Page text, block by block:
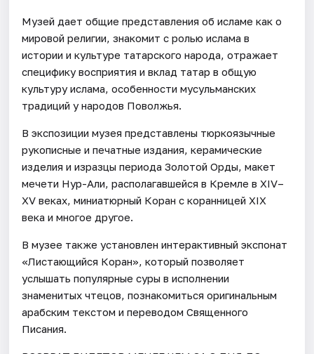
Музей дает общие представления об исламе как о
мировой религии, знакомит с ролью ислама в
истории и культуре татарского народа, отражает
специфику восприятия и вклад татар в общую
культуру ислама, особенности мусульманских
традиций у народов Поволжья.
В экспозиции музея представлены тюркоязычные
рукописные и печатные издания, керамические
изделия и изразцы периода Золотой Орды, макет
мечети Нур-Али, располагавшейся в Кремле в XIV–
XV веках, миниатюрный Коран с коранницей XIX
века и многое другое.
В музее также установлен интерактивный экспонат
«Листающийся Коран», который позволяет
услышать популярные суры в исполнении
знаменитых чтецов, познакомиться оригинальным
арабским текстом и переводом Священного
Писания.